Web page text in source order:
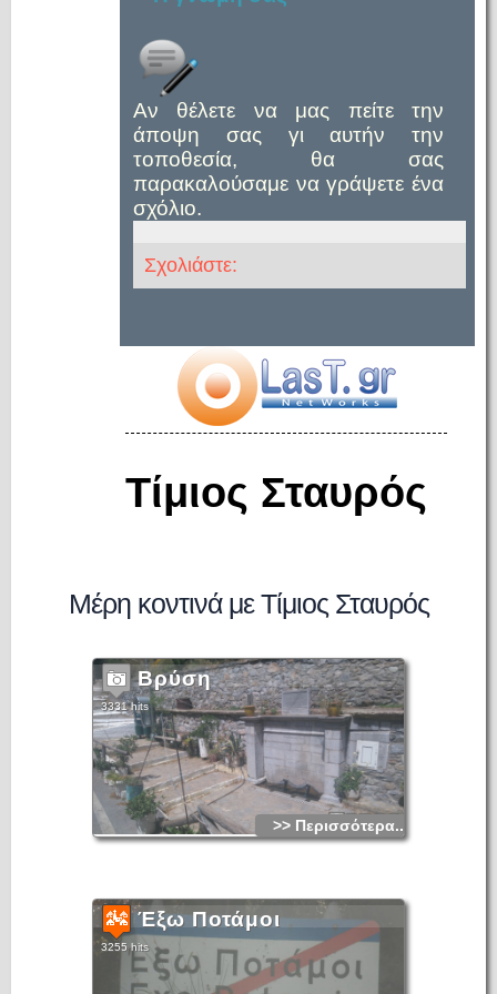
Αν θέλετε να μας πείτε την
άποψη σας γι αυτήν την
τοποθεσία, θα σας
παρακαλούσαμε να γράψετε ένα
σχόλιο.
Σχολιάστε:
Τίμιος Σταυρός
Μέρη κοντινά με Τίμιος Σταυρός
Βρύση
3331 hits
>> Περισσότερα...
Έξω Ποτάμοι
3255 hits